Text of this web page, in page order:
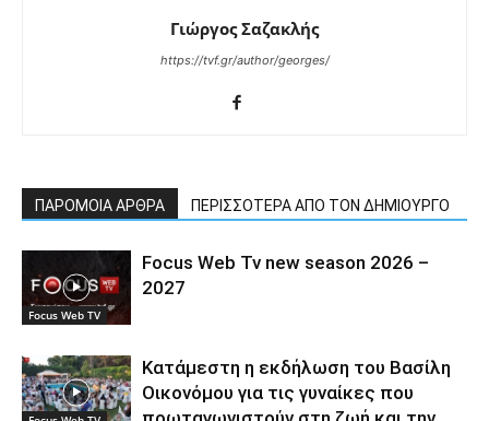
Γιώργος Σαζακλής
https://tvf.gr/author/georges/
ΠΑΡΟΜΟΙΑ ΑΡΘΡΑ ΠΕΡΙΣΣΟΤΕΡΑ ΑΠΟ ΤΟΝ ΔΗΜΙΟΥΡΓΟ
Focus Web TV
Focus Web Tv new season 2026 –
2027
Κατάμεστη η εκδήλωση του Βασίλη
Οικονόμου για τις γυναίκες που